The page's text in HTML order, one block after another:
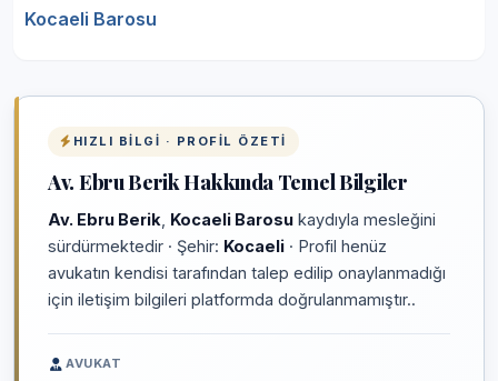
Kocaeli Barosu
HIZLI BILGI · PROFIL ÖZETI
Av. Ebru Berik Hakkında Temel Bilgiler
Av. Ebru Berik Kocaeli Barosu kaydıyla mesleğini
sürdürmektedir · Şehir: Kocaeli · Profil henüz
avukatın kendisi tarafından talep edilip onaylanmadığı
için iletişim bilgileri platformda doğrulanmamıştır..
AVUKAT